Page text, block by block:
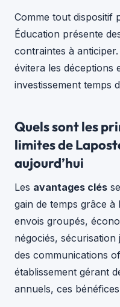
Comme tout dispositif
Éducation présente
contraintes à
évitera les déceptions
investissement temps
Quels sont les
limites de
aujourd’hui
Les avantages clés
gain de temps grâce à
envois groupés,
négociés,
des communications
établissement gérant
annuels, ces